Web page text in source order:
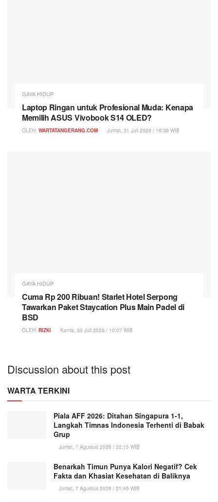
GAYA HIDUP
Laptop Ringan untuk Profesional Muda: Kenapa
Memilih ASUS Vivobook S14 OLED?
OLEH: WARTATANGERANG.COM Jumat, 31 Juli 2026 / 18:39 WIB
GAYA HIDUP
Cuma Rp 200 Ribuan! Starlet Hotel Serpong
Tawarkan Paket Staycation Plus Main Padel di
BSD
OLEH: RIZKI Kamis, 30 Juli 2026 / 10:07 WIB
Discussion about this post
WARTA TERKINI
Piala AFF 2026: Ditahan Singapura 1-1,
Langkah Timnas Indonesia Terhenti di Babak
Grup
Jumat, 7 Agustus 2026 / 22:15 WIB
Benarkah Timun Punya Kalori Negatif? Cek
Fakta dan Khasiat Kesehatan di Baliknya
Jumat, 7 Agustus 2026 / 21:49 WIB